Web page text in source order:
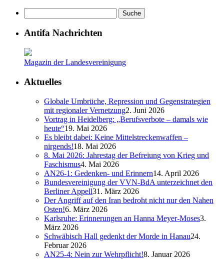
Antifa Nachrichten
Magazin der Landesvereinigung
Aktuelles
Globale Umbrüche, Repression und Gegenstrategien
mit regionaler Vernetzung2. Juni 2026
Vortrag in Heidelberg: „Berufsverbote – damals wie
heute“19. Mai 2026
Es bleibt dabei: Keine Mittelstreckenwaffen –
nirgends!18. Mai 2026
8. Mai 2026: Jahrestag der Befreiung von Krieg und
Faschismus4. Mai 2026
AN26-1: Gedenken- und Erinnern14. April 2026
Bundesvereinigung der VVN-BdA unterzeichnet den
Berliner Appell31. März 2026
Der Angriff auf den Iran bedroht nicht nur den Nahen
Osten!6. März 2026
Karlsruhe: Erinnerungen an Hanna Meyer-Moses3.
März 2026
Schwäbisch Hall gedenkt der Morde in Hanau24.
Februar 2026
AN25-4: Nein zur Wehrpflicht!8. Januar 2026